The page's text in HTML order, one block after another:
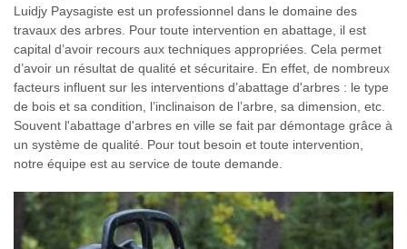
Luidjy Paysagiste est un professionnel dans le domaine des
travaux des arbres. Pour toute intervention en abattage, il est
capital d’avoir recours aux techniques appropriées. Cela permet
d’avoir un résultat de qualité et sécuritaire. En effet, de nombreux
facteurs influent sur les interventions d’abattage d'arbres : le type
de bois et sa condition, l’inclinaison de l’arbre, sa dimension, etc.
Souvent l'abattage d'arbres en ville se fait par démontage grâce à
un système de qualité. Pour tout besoin et toute intervention,
notre équipe est au service de toute demande.